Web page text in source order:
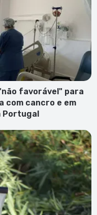
favorável" para
com cancro e em